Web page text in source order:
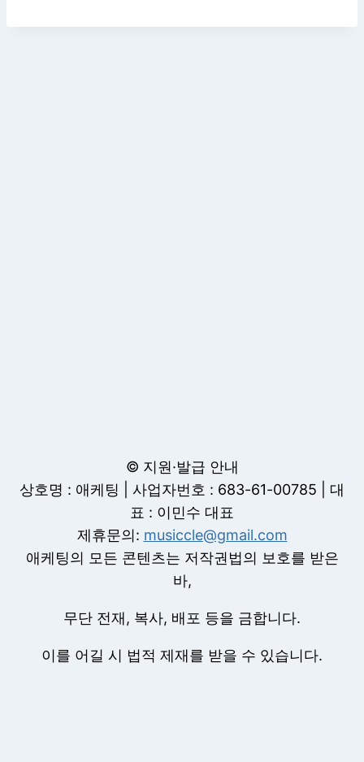
© 지원·발급 안내
상호명 : 애케팅 | 사업자번호 : 683-61-00785 | 대
표 : 이민수 대표
제휴문의: musiccle@gmail.com
애케팅의 모든 콘텐츠는 저작권법의 보호를 받은
바,
무단 전재, 복사, 배포 등을 금합니다.
이를 어길 시 법적 제재를 받을 수 있습니다.